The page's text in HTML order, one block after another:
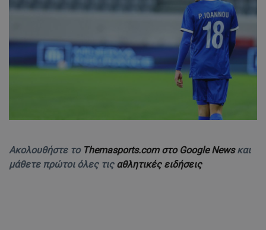
Ακολουθήστε το Themasports.com στο Google Newsκαι
μάθετε πρώτοι όλες τις αθλητικές ειδήσεις